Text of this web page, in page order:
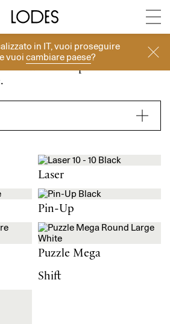
in IT, vuoi proseguire
vuoicambiare paese?
Press room
Lodes
funzione: scopri le nostre
Laser
Pin-Up
Puzzle Mega
Shift